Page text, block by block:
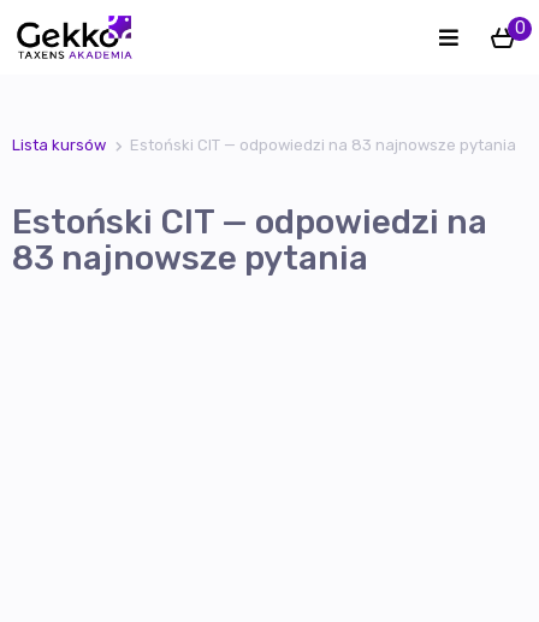
0
Lista kursów Estoński CIT — odpowiedzi na 83 najnowsze pytania
Estoński CIT — odpowiedzi na
83 najnowsze pytania